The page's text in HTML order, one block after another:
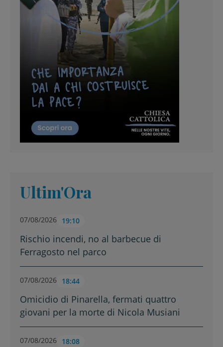
Ultim'Ora
07/08/2026 19:10
Rischio incendi, no al barbecue di
Ferragosto nel parco
07/08/2026 18:44
Omicidio di Pinarella, fermati quattro
giovani per la morte di Nicola Musiani
07/08/2026 18:08